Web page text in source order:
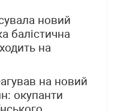
новий
балістична
на
на новий
окупанти